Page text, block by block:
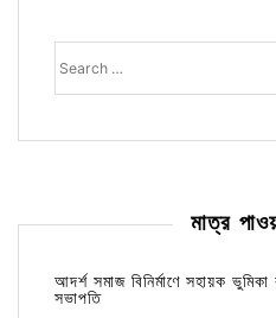
Search
for:
মাত্র
আদর্শ সমাজ বিনির্মাণে সহায়ক
সভাপতি